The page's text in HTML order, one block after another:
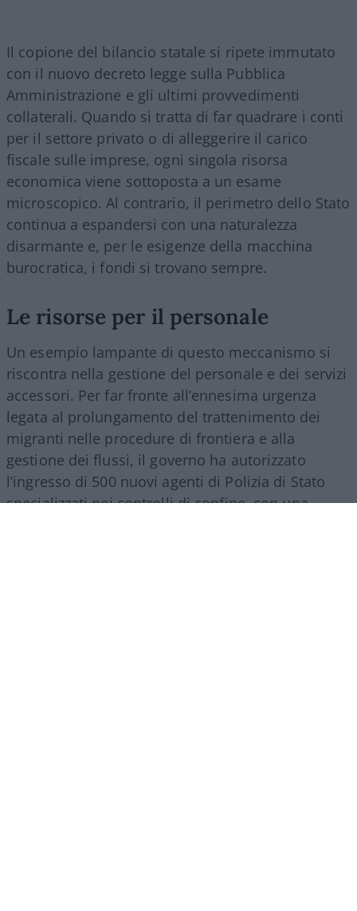
Il copione del bilancio statale si ripete immutato
con il nuovo decreto legge sulla Pubblica
Amministrazione e gli ultimi provvedimenti
collaterali. Quando si tratta di far quadrare i conti
per il settore privato o di alleggerire il carico
fiscale sulle imprese, ogni singola risorsa
economica viene sottoposta a un esame
microscopico. Al contrario, il perimetro dello Stato
continua a espandersi con una naturalezza
disarmante e, per le esigenze della macchina
burocratica, i fondi si trovano sempre.
Le risorse per il personale
Un esempio lampante di questo meccanismo si
riscontra nella gestione del personale e dei servizi
accessori. Per far fronte all’ennesima urgenza
legata al prolungamento del trattenimento dei
migranti nelle procedure di frontiera e alla
gestione dei flussi, il governo ha autorizzato
l’ingresso di 500 nuovi agenti di Polizia di Stato
specializzati nei controlli di confine, con una